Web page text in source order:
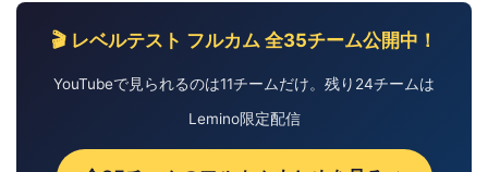
🎬 レベルテスト フルカム 全35チーム公開中！
YouTubeで見られるのは11チームだけ。残り24チームは
Lemino限定配信